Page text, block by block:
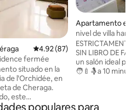
Calificación promedio: 4.92 de
4.92 (87)
fermée
situado en la
de l'Orchidée, en
de Cheraga.
este
le ofrece un confort
Apartamento en
a
nivel de villa
aeropuerto
ESTRICTAMENTE
SIN LIBRO DE
un salón ideal
🧑‍🍼🤱a 10
cocina